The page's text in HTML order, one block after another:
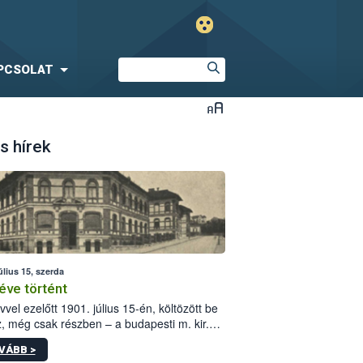
hírek
15, szerda
történt
ezelőtt 1901. július 15-én, költözött be
még csak részben – a budapesti m. kir.
állomás a Kis Rókus utca
alatti, Czigler Győző által tervezett új
>